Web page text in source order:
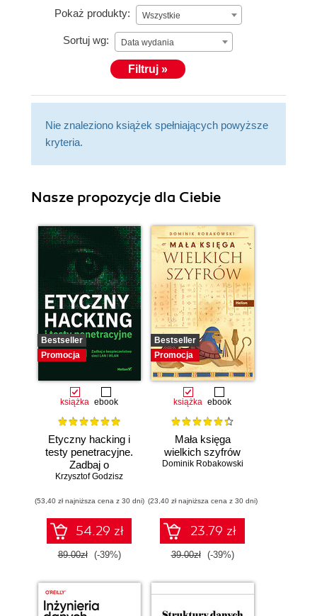
Pokaż produkty: Wszystkie
Sortuj wg: Data wydania
Filtruj »
Nie znaleziono książek spełniających powyższe
kryteria.
Nasze propozycje dla Ciebie
Bestseller
Promocja
książka ebook
Etyczny hacking i
testy penetracyjne.
Zadbaj o
bezpieczeństwo
Krzysztof Godzisz
(53,40 zł najniższa cena z 30 dni)
54.29 zł
89.00zł (-39%)
Bestseller
Promocja
książka ebook
Mała księga
wielkich szyfrów
Dominik Robakowski
(23,40 zł najniższa cena z 30 dni)
23.79 zł
39.00zł (-39%)